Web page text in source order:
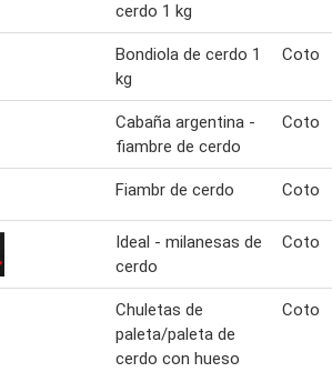
cerdo 1 kg
Bondiola de cerdo 1
kg
Coto
Cabaña argentina -
fiambre de cerdo
Coto
Fiambr de cerdo Coto
Ideal - milanesas de
cerdo
Coto
Chuletas de
paleta/paleta de
cerdo con hueso
Coto